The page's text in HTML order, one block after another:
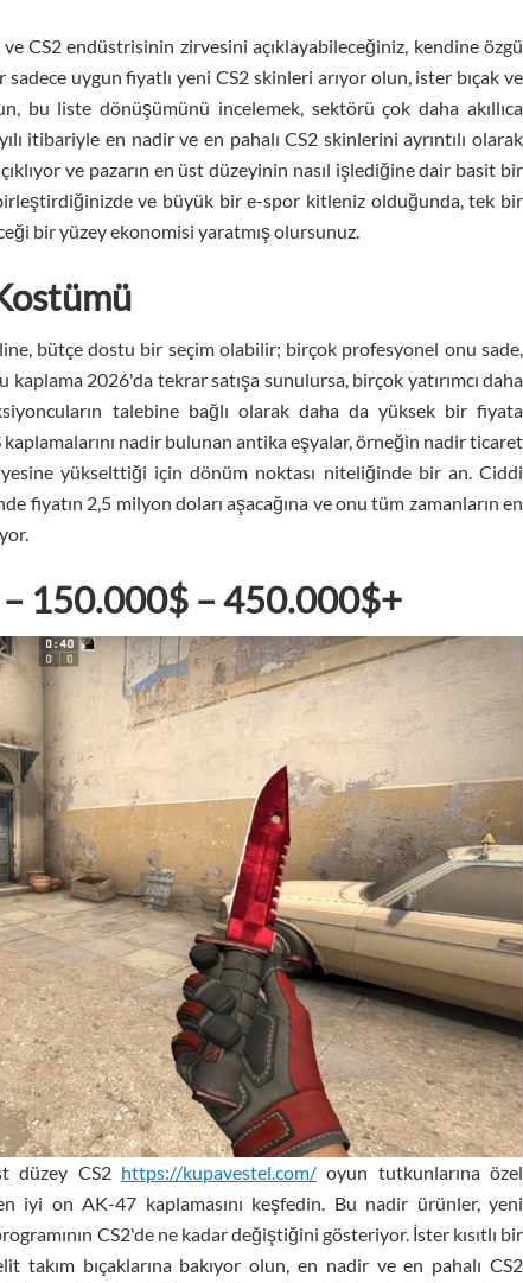
CS2 endüstrisinin zirvesini açıklayabileceğiniz, kendine özgü
uygun fiyatlı yeni CS2 skinleri arıyor olun, ister bıçak ve
bu liste dönüşümünü incelemek, sektörü çok daha akıllıca
itibariyle en nadir ve en pahalı CS2 skinlerini ayrıntılı olarak
ve pazarın en üst düzeyinin nasıl işlediğine dair basit bir
ve büyük bir e-spor kitleniz olduğunda, tek bir
bir yüzey ekonomisi yaratmış olursunuz.
bütçe dostu bir seçim olabilir; birçok profesyonel onu sade,
2026'da tekrar satışa sunulursa, birçok yatırımcı daha
talebine bağlı olarak daha da yüksek bir fiyata
kaplamalarını nadir bulunan antika eşyalar, örneğin nadir ticaret
yükselttiği için dönüm noktası niteliğinde bir an. Ciddi
fiyatın 2,5 milyon doları aşacağına ve onu tüm zamanların en
150.000$ – 450.000$+
düzey CS2 https://kupavestel.com/ oyun tutkunlarına özel
iyi on AK-47 kaplamasını keşfedin. Bu nadir ürünler, yeni
CS2'de ne kadar değiştiğini gösteriyor. İster kısıtlı bir
bıçaklarına bakıyor olun, en nadir ve en pahalı CS2